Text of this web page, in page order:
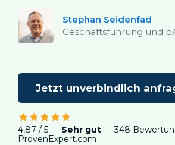
Stephan Seidenfad
Geschäftsführung und
Jetzt unverbindlich
4,87 / 5 — Sehr gut — 348
ProvenExpert.com